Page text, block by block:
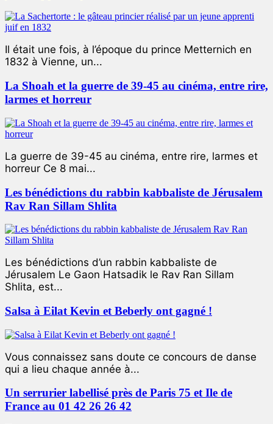
Il était une fois, à l’époque du prince Metternich en
1832 à Vienne, un...
La Shoah et la guerre de 39-45 au cinéma, entre rire,
larmes et horreur
La guerre de 39-45 au cinéma, entre rire, larmes et
horreur Ce 8 mai...
Les bénédictions du rabbin kabbaliste de Jérusalem
Rav Ran Sillam Shlita
Les bénédictions d’un rabbin kabbaliste de
Jérusalem Le Gaon Hatsadik le Rav Ran Sillam
Shlita, est...
Salsa à Eilat Kevin et Beberly ont gagné !
Vous connaissez sans doute ce concours de danse
qui a lieu chaque année à...
Un serrurier labellisé près de Paris 75 et Ile de
France au 01 42 26 26 42